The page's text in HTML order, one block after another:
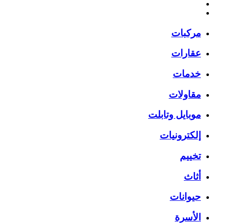
مركبات
عقارات
خدمات
مقاولات
موبايل وتابلت
إلكترونيات
تخييم
أثاث
حيوانات
الأسرة